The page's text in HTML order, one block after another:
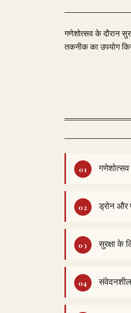
गणेशोत्सव के दौरान
तकनीक का उपयोग
गणेशोत्सव
ड्रोन और
सुरक्षा के
संवेदनशील